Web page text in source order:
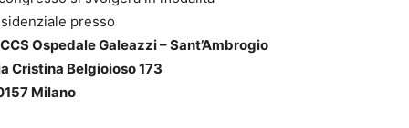
presso
Ospedale Galeazzi – Sant’Ambrogio
Cristina Belgioioso 173
Milano